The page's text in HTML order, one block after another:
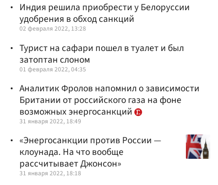
Индия решила приобрести у Белоруссии
удобрения в обход санкций
02 февраля 2022, 13:28
Турист на сафари пошел в туалет и был
затоптан слоном
01 февраля 2022, 04:35
Аналитик Фролов напомнил о зависимости
Британии от российского газа на фоне
возможных энергосанкций
31 января 2022, 18:49
«Энергосанкции против России —
клоунада. На что вообще
рассчитывает Джонсон»
31 января 2022, 18:18